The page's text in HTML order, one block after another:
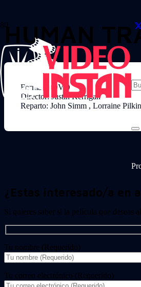
HUMAN
Formato: DVD
Director: Justin Kerrigan
Reparto: John Simm , Lorraine
¿Estas interesado/a en
Si quieres saber si la película que deseas
Tu nombre (Requerido)
Tu correo electrónico (Requerido)